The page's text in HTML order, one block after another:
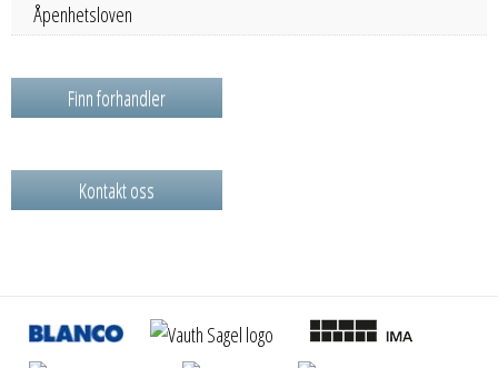
Åpenhetsloven
Finn forhandler
Kontakt oss